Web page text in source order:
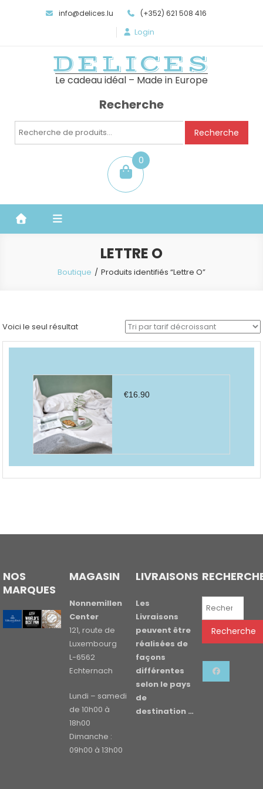
info@delices.lu (+352) 621 508 416
Login
DELICES
Le cadeau idéal – Made in Europe
Recherche
Recherche
Recherche
0
item
LETTRE O
Boutique Produits identifiés “Lettre O”
Voici le seul résultat
€16.90
NOS
MARQUES
MAGASIN
Nonnemillen
Center
121, route de
Luxembourg
L-6562
Echternach
Lundi – samedi
de 10h00 à
18h00
Dimanche :
09h00 à 13h00
LIVRAISONS
Les
Livraisons
peuvent être
réalisées de
façons
différentes
selon le pays
de
destination …
Recherche